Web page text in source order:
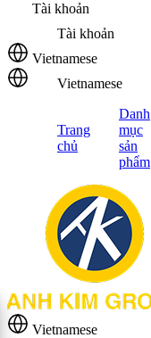
Tài khoản
Tài khoản
Vietnamese
Vietnamese
Trang
chủ
Danh
mục
sản
phẩm
Vietnamese